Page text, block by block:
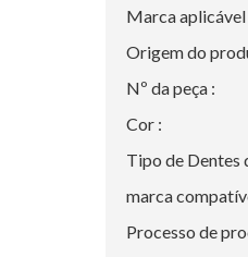
Marca aplicável
Origem do
Nº da peça :
Cor :
Tipo de Dentes
marca
Processo de